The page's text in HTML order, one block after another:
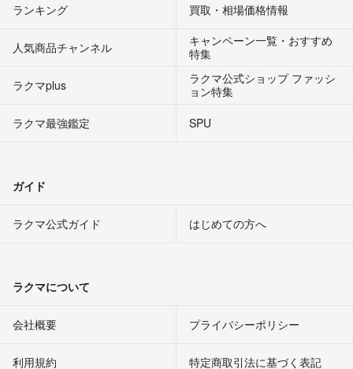
ランキング 買取・相場価格情報
人気商品チャンネル
キャンペーン一覧・おすすめ
特集
ラクマplus
ラクマ公式ショップ ファッシ
ョン特集
ラクマ最強鑑定
SPU
ガイド
ラクマ公式ガイド はじめての方へ
ラクマについて
会社概要 プライバシーポリシー
利用規約 特定商取引法に基づく表記